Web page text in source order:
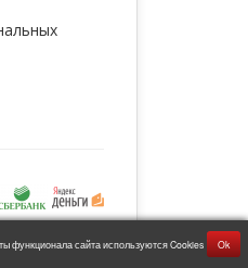
функционала сайта используются Cookies Ok